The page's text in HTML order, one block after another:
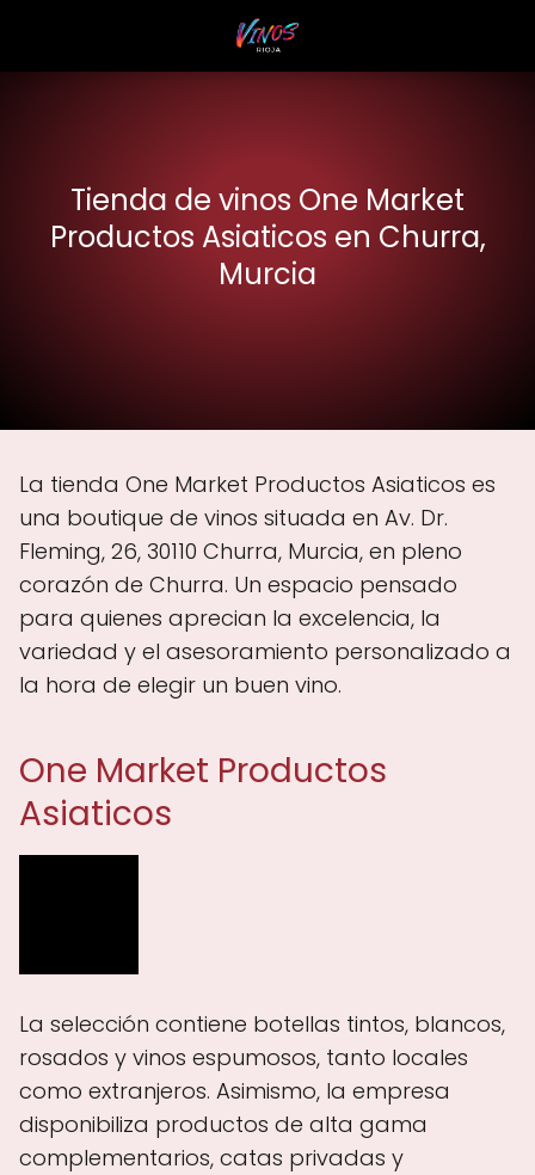
Tienda de vinos One Market
Productos Asiaticos en Churra,
Murcia
La tienda One Market Productos Asiaticos es
una boutique de vinos situada en Av. Dr.
Fleming, 26, 30110 Churra, Murcia, en pleno
corazón de Churra. Un espacio pensado
para quienes aprecian la excelencia, la
variedad y el asesoramiento personalizado a
la hora de elegir un buen vino.
One Market Productos
Asiaticos
La selección contiene botellas tintos, blancos,
rosados y vinos espumosos, tanto locales
como extranjeros. Asimismo, la empresa
disponibiliza productos de alta gama
complementarios, catas privadas y